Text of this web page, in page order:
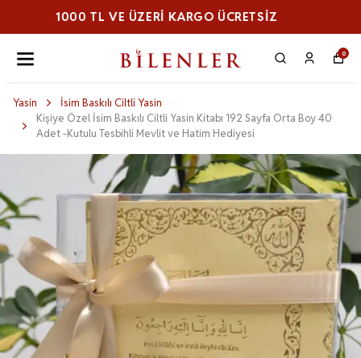
1000 TL VE ÜZERI KARGO ÜCRETSİZ
0
Yasin
İsim Baskılı Ciltli Yasin
Kişiye Özel İsim Baskılı Ciltli Yasin Kitabı 192 Sayfa Orta Boy 40
Adet -Kutulu Tesbihli Mevlit ve Hatim Hediyesi